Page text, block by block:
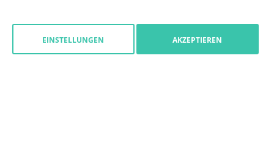
Widerrufsrecht
EINSTELLUNGEN AKZEPTIEREN